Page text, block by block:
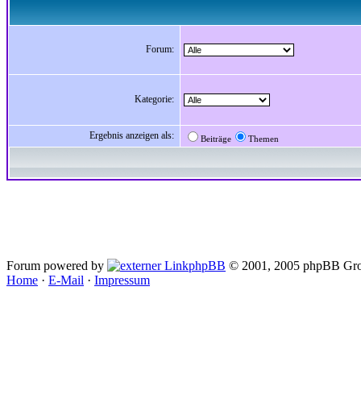
Forum:
Kategorie:
Ergebnis anzeigen als: Beiträge Themen
Forum powered by phpBB © 2001, 2005 phpBB
Home · E-Mail · Impressum